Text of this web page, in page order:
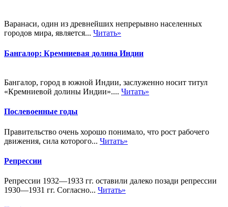
Варанаси, один из древнейших непрерывно населенных
городов мира, является... Читать»
Бангалор: Кремниевая долина Индии
Бангалор, город в южной Индии, заслуженно носит титул
«Кремниевой долины Индии».... Читать»
Послевоенные годы
Правительство очень хорошо понимало, что рост рабочего
движения, сила которого... Читать»
Репрессии
Репрессии 1932—1933 гг. оставили далеко позади репрессии
1930—1931 гг. Согласно... Читать»